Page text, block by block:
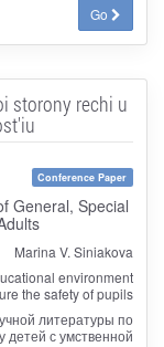
Go
storony rechi u
Conference Paper
General, Special
Marina V. Siniakova
environment
the safety of pupils
литературы по
детей с умственной